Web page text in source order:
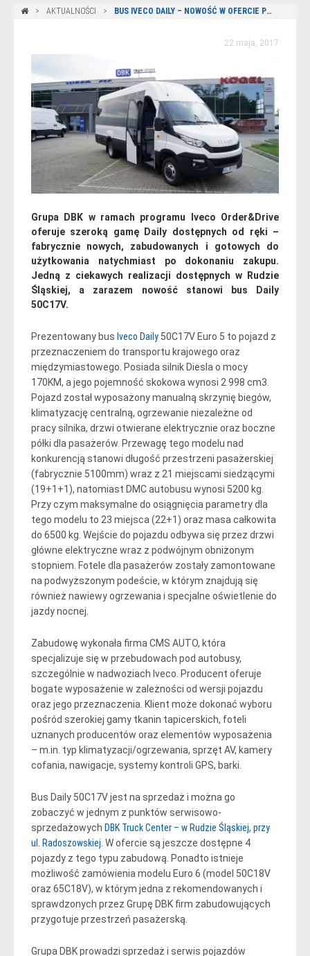
AKTUALNOŚCI BUS IVECO DAILY – NOWOŚĆ W OFERCIE PRODUKTOWEJ GRUPY DBK
22 maja, 2017
Grupa DBK w ramach programu Iveco Order&Drive
oferuje szeroką gamę Daily dostępnych od ręki –
fabrycznie nowych, zabudowanych i gotowych do
użytkowania natychmiast po dokonaniu zakupu.
Jedną z ciekawych realizacji dostępnych w Rudzie
Śląskiej, a zarazem nowość stanowi bus Daily
50C17V.
Prezentowany bus Iveco Daily 50C17V Euro 5 to pojazd z
przeznaczeniem do transportu krajowego oraz
międzymiastowego. Posiada silnik Diesla o mocy
170KM, a jego pojemność skokowa wynosi 2 998 cm3.
Pojazd został wyposażony manualną skrzynię biegów,
klimatyzację centralną, ogrzewanie niezależne od
pracy silnika, drzwi otwierane elektrycznie oraz boczne
półki dla pasażerów. Przewagę tego modelu nad
konkurencją stanowi długość przestrzeni pasażerskiej
(fabrycznie 5100mm) wraz z 21 miejscami siedzącymi
(19+1+1), natomiast DMC autobusu wynosi 5200 kg.
Przy czym maksymalne do osiągnięcia parametry dla
tego modelu to 23 miejsca (22+1) oraz masa całkowita
do 6500 kg. Wejście do pojazdu odbywa się przez drzwi
główne elektryczne wraz z podwójnym obniżonym
stopniem. Fotele dla pasażerów zostały zamontowane
na podwyższonym podeście, w którym znajdują się
również nawiewy ogrzewania i specjalne oświetlenie do
jazdy nocnej.
Zabudowę wykonała firma CMS AUTO, która
specjalizuje się w przebudowach pod autobusy,
szczególnie w nadwoziach Iveco. Producent oferuje
bogate wyposażenie w zależności od wersji pojazdu
oraz jego przeznaczenia. Klient może dokonać wyboru
pośród szerokiej gamy tkanin tapicerskich, foteli
uznanych producentów oraz elementów wyposażenia
– m.in. typ klimatyzacji/ogrzewania, sprzęt AV, kamery
cofania, nawigacje, systemy kontroli GPS, barki.
Bus Daily 50C17V jest na sprzedaż i można go
zobaczyć w jednym z punktów serwisowo-
sprzedażowych DBK Truck Center – w Rudzie Śląskiej, przy
ul. Radoszowskiej . W ofercie są jeszcze dostępne 4
pojazdy z tego typu zabudową. Ponadto istnieje
możliwość zamówienia modelu Euro 6 (model 50C18V
oraz 65C18V), w którym jedna z rekomendowanych i
sprawdzonych przez Grupę DBK firm zabudowujących
przygotuje przestrzeń pasażerską.
Grupa DBK prowadzi sprzedaż i serwis pojazdów